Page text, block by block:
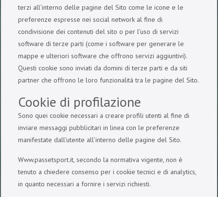
terzi all’interno delle pagine del Sito come le icone e le
preferenze espresse nei social network al fine di
condivisione dei contenuti del sito o per l’uso di servizi
software di terze parti (come i software per generare le
mappe e ulteriori software che offrono servizi aggiuntivi).
Questi cookie sono inviati da domini di terze parti e da siti
partner che offrono le loro funzionalità tra le pagine del Sito.
Cookie di profilazione
Sono quei cookie necessari a creare profili utenti al fine di
inviare messaggi pubblicitari in linea con le preferenze
manifestate dall’utente all’interno delle pagine del Sito.
Www.passetsport.it, secondo la normativa vigente, non è
tenuto a chiedere consenso per i cookie tecnici e di analytics,
in quanto necessari a fornire i servizi richiesti.